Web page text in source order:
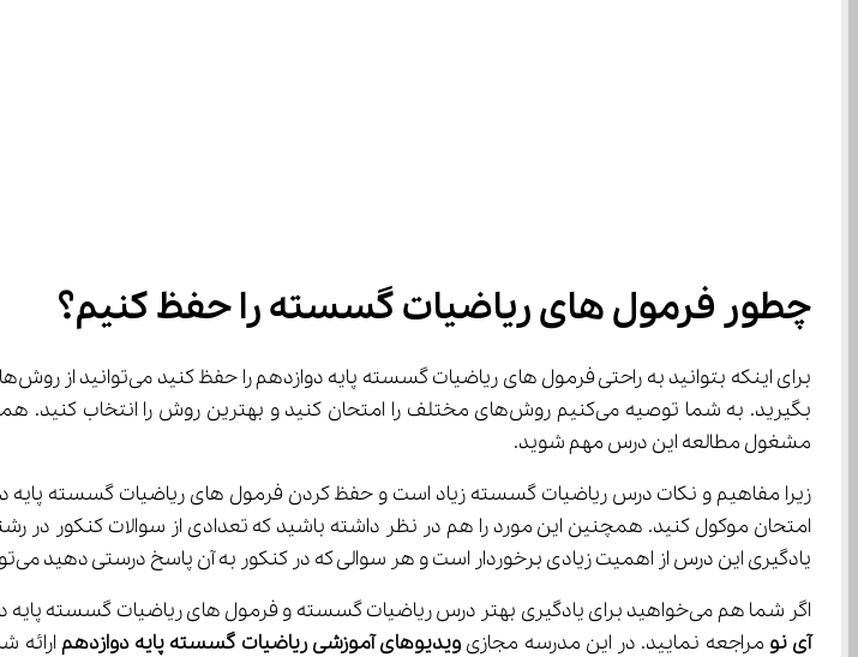
چطور فرمول های ریاضیات گسسته را حفظ کنیم؟
بگیرید. به شما توصیه می‌کنیم روش‌های مختلف را امتحان کنید و بهترین
مشغول مطالعه این درس مهم شوید.
یادگیری این درس از اهمیت زیادی برخوردار است و هر سوالی که در کنکور به آن پاسخ درستی دهید می‌تواند تا حد زیادی رتبه شما را ارتقا دهد.
اگر شما هم می‌خواهید برای یادگیری بهتر درس ریاضیات گسسته و فرمول های ریاضیات گسسته پایه دوازدهم از فیلم‌های آموزشی استفاده کنید به شما توصیه می‌کنیم به سایت
آی نو مراجعه نمایید. در این مدرسه مجازی ویدیوهای آموزشی ریاضیات گسسته پایه دوازدهم